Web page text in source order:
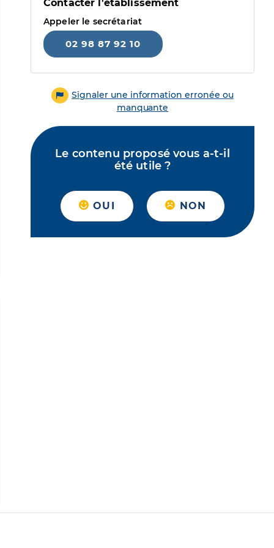
Contacter l'établissement
Appeler le secrétariat
02 98 87 92 10
Signaler une information erronée ou
manquante
Le contenu proposé vous a-t-il
été utile ?
OUI NON